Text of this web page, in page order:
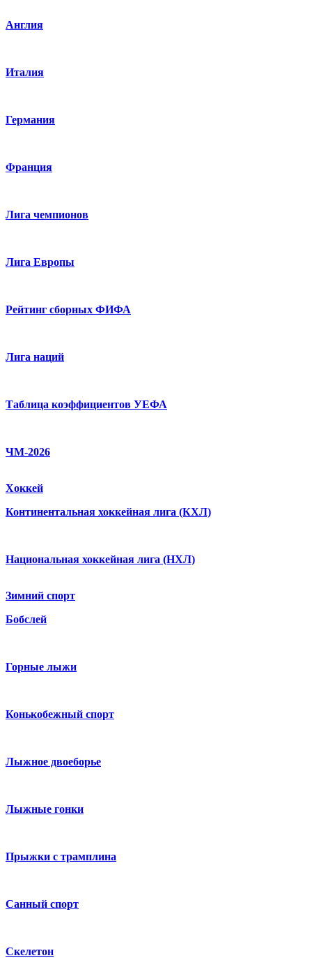
Англия
Италия
Германия
Франция
Лига чемпионов
Лига Европы
Рейтинг сборных ФИФА
Лига наций
Таблица коэффициентов УЕФА
ЧМ-2026
Хоккей
Континентальная хоккейная лига (КХЛ)
Национальная хоккейная лига (НХЛ)
Зимний спорт
Бобслей
Горные лыжи
Конькобежный спорт
Лыжное двоеборье
Лыжные гонки
Прыжки с трамплина
Санный спорт
Скелетон